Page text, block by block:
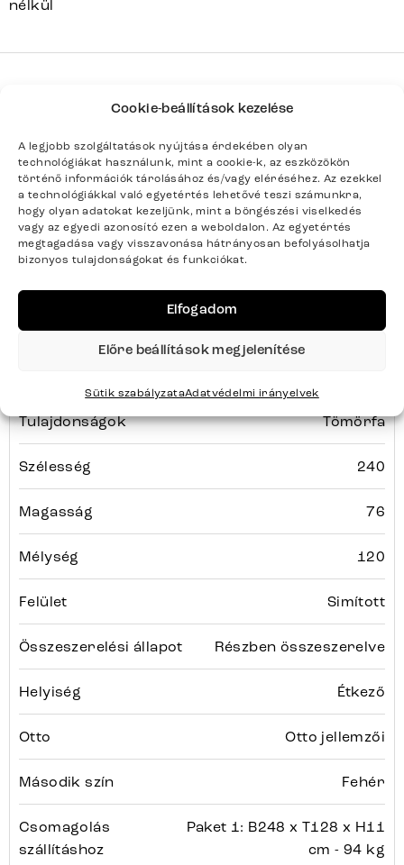
Cookie-beállítások kezelése
A legjobb szolgáltatások nyújtása érdekében olyan
technológiákat használunk, mint a cookie-k, az eszközökön
történő információk tárolásához és/vagy eléréséhez. Az ezekkel
a technológiákkal való egyetértés lehetővé teszi számunkra,
hogy olyan adatokat kezeljünk, mint a böngészési viselkedés
vagy az egyedi azonosító ezen a weboldalon. Az egyetértés
megtagadása vagy visszavonása hátrányosan befolyásolhatja
bizonyos tulajdonságokat és funkciókat.
Elfogadom
Előre beállítások megjelenítése
Sütik szabályzataAdatvédelmi irányelvek
nélkül
Sorozat
HRANA
Termék paraméterei
Színek Gyöngyház
Termék súlya kg-ban 103
Tulajdonságok Tömörfa
Szélesség 240
Magasság 76
Mélység 120
Felület Simított
Összeszerelési állapot Részben összeszerelve
Helyiség Étkező
Otto Otto jellemzői
Második szín Fehér
Csomagolás
szállításhoz
Paket 1: B248 x T128 x H11
cm - 94 kg